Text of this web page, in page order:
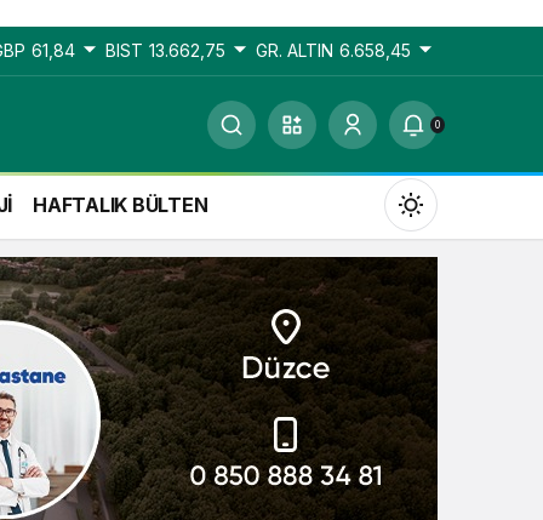
61,84 BIST 13.662,75 GR. ALTIN 6.658,45
0
HAFTALIK BÜLTEN
Gündüz Modu
Gündüz modunu seçin.
Gece Modu